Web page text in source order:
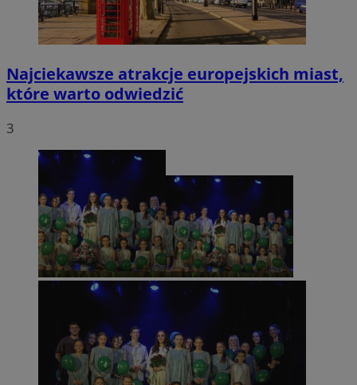
Najciekawsze atrakcje europejskich miast,
które warto odwiedzić
3